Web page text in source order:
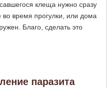
клеща нужно сразу
время прогулки, или дома
Благо, сделать это
паразита